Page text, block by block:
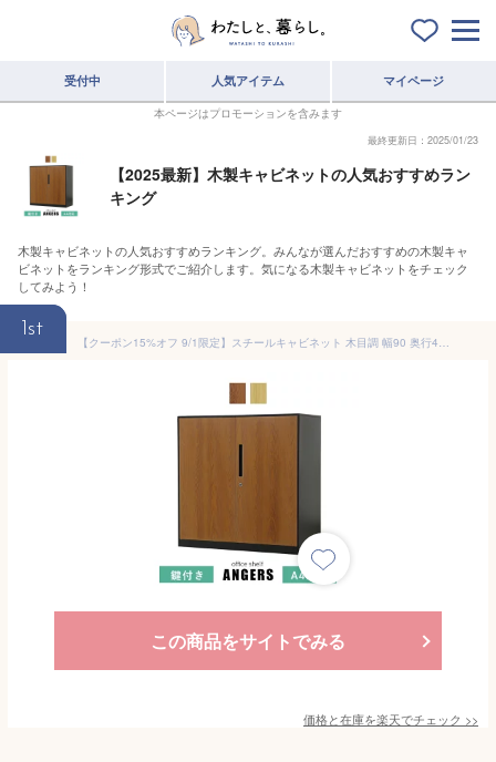
受付中 人気アイテム マイページ
本ページはプロモーションを含みます
最終更新日：2025/01/23
【2025最新】木製キャビネットの人気おすすめラン
キング
木製キャビネットの人気おすすめランキング。みんなが選んだおすすめの木製キャ
ビネットをランキング形式でご紹介します。気になる木製キャビネットをチェック
してみよう！
1st
【クーポン15%オフ 9/1限定】スチールキャビネット 木目調 幅90 奥行40 高さ90 鍵付き 書庫 両開き 奥深 書庫 ファイル オフィス家具 事務所 キャビネット 書棚 本棚 扉 収納 スチール書庫 オフィス収納 業務用 書類棚 書類棚 アンジェ 送料無料
この商品をサイトでみる
価格と在庫を楽天でチェック >>